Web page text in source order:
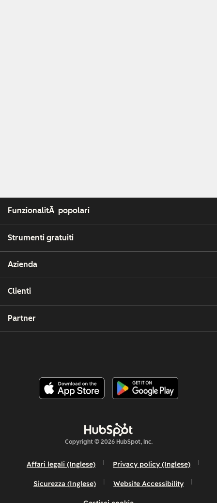
FunzionalitÃ popolari
Strumenti gratuiti
Azienda
Clienti
Partner
Copyright © 2026 HubSpot, Inc.
Affari legali (Inglese) Privacy policy (Inglese)
Sicurezza (Inglese) Website Accessibility